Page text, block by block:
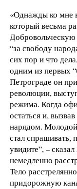
«Однажды ко мне
который весьма
“за свободу
сих пор и что
одним из первых
Петрограде он
революции,
режима. Когда
остаться и,
нарядом.
стал спрашивать,
увидите”, –
немедленно
Тело
придорожную